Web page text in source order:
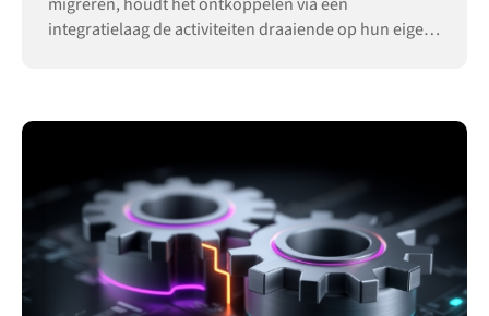
integratielaag de activiteiten draaiende op hun eigen